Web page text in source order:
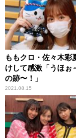
ももクロ・佐々木彩
けして感激「うほぉ
の跡〜！」
2021.08.15